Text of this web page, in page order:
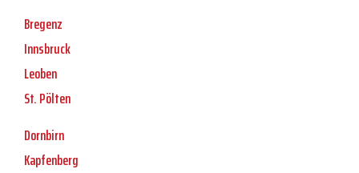
Bregenz
Innsbruck
Leoben
St. Pölten
Dornbirn
Kapfenberg